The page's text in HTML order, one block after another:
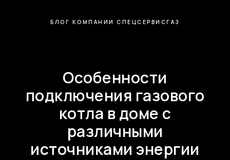
БЛОГ КОМПАНИИ СПЕЦСЕРВИСГАЗ
Особенности
подключения газового
котла в доме с
различными
источниками энергии